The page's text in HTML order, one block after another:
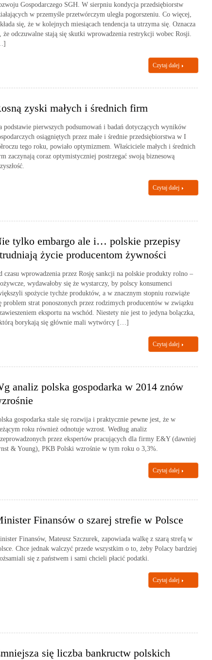
Gospodarczego SGH. W sierpniu kondycja przedsiębiorstw
w przemyśle przetwórczym uległa pogorszeniu. Co więcej,
się, że w kolejnych miesiącach tendencja ta utrzyma się. Oznacza
że odczuwalne stają się skutki wprowadzenia restrykcji wobec Rosji.
Czytaj dalej
zyski małych i średnich firm
podstawie pierwszych podsumowań i badań dotyczących wyników
osiągniętych przez małe i średnie przedsiębiorstwa w I
tego roku, powiało optymizmem. Właściciele małych i średnich
zaczynają coraz optymistyczniej postrzegać swoją biznesową
Czytaj dalej
tylko embargo ale i… polskie przepisy
życie producentom żywności
czasu wprowadzenia przez Rosję sankcji na polskie produkty rolno –
wydawałoby się że wystarczy, by polscy konsumenci
spożycie tychże produktów, a w znacznym stopniu rozwiąże
problem strat ponoszonych przez rodzimych producentów w związku
eksportu na wschód. Niestety nie jest to jedyna bolączka,
borykają się głównie mali wytwórcy […]
Czytaj dalej
analiz polska gospodarka w 2014 znów
gospodarka stale się rozwija i praktycznie pewne jest, że w
roku również odnotuje wzrost. Według analiz
przez ekspertów pracujących dla firmy E&Y (dawniej
& Young), PKB Polski wzrośnie w tym roku o 3,3%.
Czytaj dalej
Finansów o szarej strefie w Polsce
Finansów, Mateusz Szczurek, zapowiada walkę z szarą strefą w
Chce jednak walczyć przede wszystkim o to, żeby Polacy bardziej
się z państwem i sami chcieli płacić podatki.
Czytaj dalej
się liczba bankructw polskich